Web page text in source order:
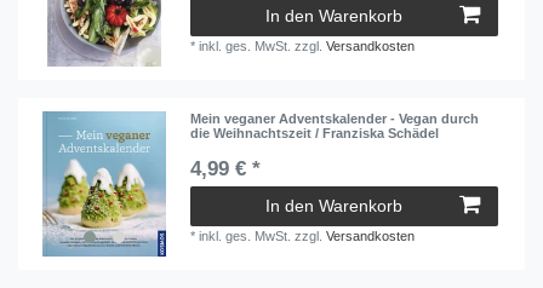
In den Warenkorb
*inkl. ges. MwSt. zzgl.Versandkosten
Mein veganer Adventskalender - Vegan durch
die Weihnachtszeit / Franziska Schädel
4,99 € *
In den Warenkorb
*inkl. ges. MwSt. zzgl.Versandkosten